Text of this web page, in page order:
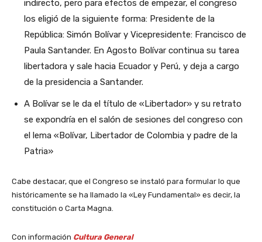
indirecto, pero para efectos de empezar, el congreso
los eligió de la siguiente forma: Presidente de la
República: Simón Bolívar y Vicepresidente: Francisco de
Paula Santander. En Agosto Bolívar continua su tarea
libertadora y sale hacia Ecuador y Perú, y deja a cargo
de la presidencia a Santander.
A Bolívar se le da el título de «Libertador» y su retrato
se expondría en el salón de sesiones del congreso con
el lema «Bolívar, Libertador de Colombia y padre de la
Patria»
Cabe destacar, que el Congreso se instaló para formular lo que
históricamente se ha llamado la «Ley Fundamental» es decir, la
constitución o Carta Magna.
Con información Cultura General